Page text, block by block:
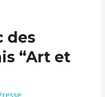
des
“Art et